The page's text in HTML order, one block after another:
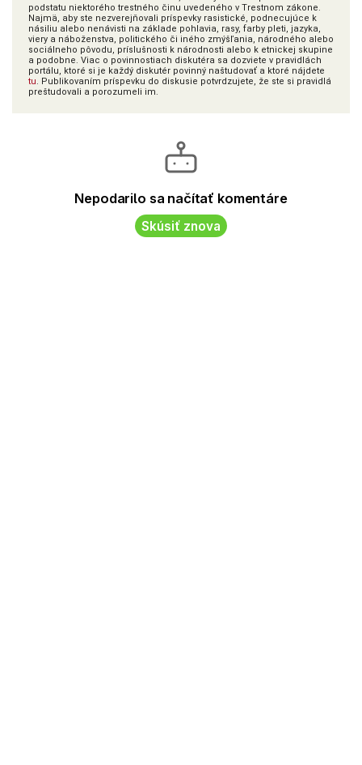
podstatu niektorého trestného činu uvedeného v Trestnom zákone.
Najmä, aby ste nezverejňovali príspevky rasistické, podnecujúce k
násiliu alebo nenávisti na základe pohlavia, rasy, farby pleti, jazyka,
viery a náboženstva, politického či iného zmýšľania, národného alebo
sociálneho pôvodu, príslušnosti k národnosti alebo k etnickej skupine
a podobne. Viac o povinnostiach diskutéra sa dozviete v pravidlách
portálu, ktoré si je každý diskutér povinný naštudovať a ktoré nájdete
tu. Publikovaním príspevku do diskusie potvrdzujete, že ste si pravidlá
preštudovali a porozumeli im.